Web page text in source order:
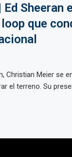
Ed Sheeran
que
Christian Meier se
el terreno. Su